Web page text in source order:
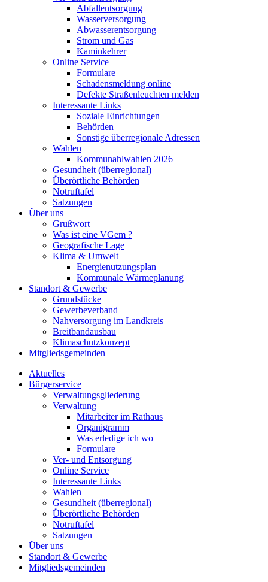
Abfallentsorgung
Wasserversorgung
Abwasserentsorgung
Strom und Gas
Kaminkehrer
Online Service
Formulare
Schadensmeldung online
Defekte Straßenleuchten melden
Interessante Links
Soziale Einrichtungen
Behörden
Sonstige überregionale Adressen
Wahlen
Kommunahlwahlen 2026
Gesundheit (überregional)
Überörtliche Behörden
Notruftafel
Satzungen
Über uns
Grußwort
Was ist eine VGem ?
Geografische Lage
Klima & Umwelt
Energienutzungsplan
Kommunale Wärmeplanung
Standort & Gewerbe
Grundstücke
Gewerbeverband
Nahversorgung im Landkreis
Breitbandausbau
Klimaschutzkonzept
Mitgliedsgemeinden
Aktuelles
Bürgerservice
Verwaltungsgliederung
Verwaltung
Mitarbeiter im Rathaus
Organigramm
Was erledige ich wo
Formulare
Ver- und Entsorgung
Online Service
Interessante Links
Wahlen
Gesundheit (überregional)
Überörtliche Behörden
Notruftafel
Satzungen
Über uns
Standort & Gewerbe
Mitgliedsgemeinden